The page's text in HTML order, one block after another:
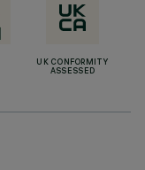
UK CONFORMITY
ASSESSED